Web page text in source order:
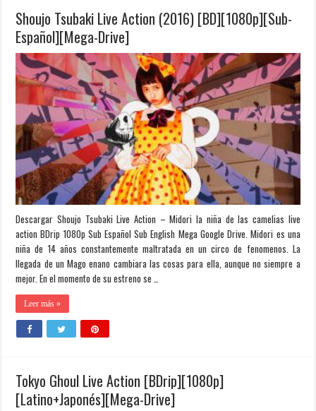
Shoujo Tsubaki Live Action (2016) [BD][1080p][Sub-
Español][Mega-Drive]
Descargar Shoujo Tsubaki Live Action – Midori la niña de las camelias live
action BDrip 1080p Sub Español Sub English Mega Google Drive. Midori es una
niña de 14 años constantemente maltratada en un circo de fenomenos. La
llegada de un Mago enano cambiara las cosas para ella, aunque no siempre a
mejor. En el momento de su estreno se …
Leer más »
Tokyo Ghoul Live Action [BDrip][1080p]
[Latino+Japonés][Mega-Drive]